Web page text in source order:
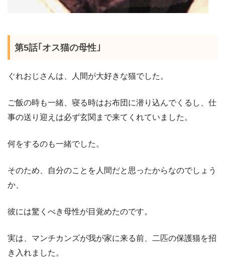
第5話｢オス猫の母性｣
ぐれおじさんは、人間が大好きな猫でした。
ご飯の時も一緒、寝る時はお布団に潜り込んでくるし、仕
事の送り迎えは必ず玄関まで来てくれていました。
何をするのも一緒でした。
そのため、自分のことを人間だと思ったからなのでしょう
か、
彼には驚くべき母性が目覚めたのです。
実は、マンチカンズが我が家に来る前、二匹の保護猫を招
き入れました。